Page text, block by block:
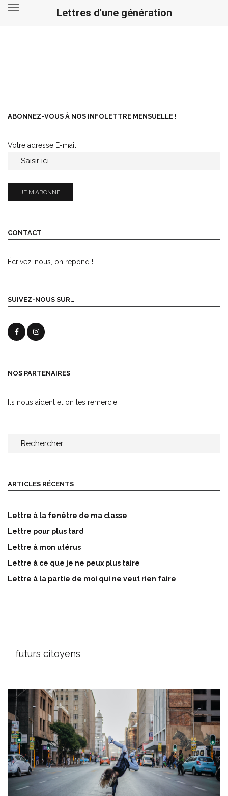
futurs citoyens
ABONNEZ-VOUS À NOS INFOLETTRE MENSUELLE !
Votre adresse E-mail
CONTACT
Écrivez-nous, on répond !
SUIVEZ-NOUS SUR…
NOS PARTENAIRES
Ils nous aident et on les remercie
Rechercher :
ARTICLES RÉCENTS
Lettre à la fenêtre de ma classe
Lettre pour plus tard
Lettre à mon utérus
Lettre à ce que je ne peux plus taire
Lettre à la partie de moi qui ne veut rien faire
Lettres d'une génération